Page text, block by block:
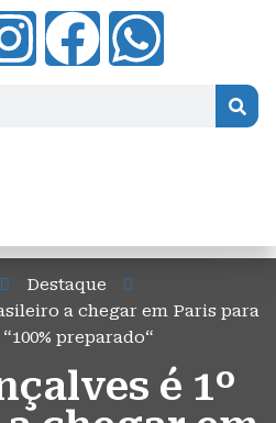
Destaque
a chegar em Paris para
preparado“
é 1º